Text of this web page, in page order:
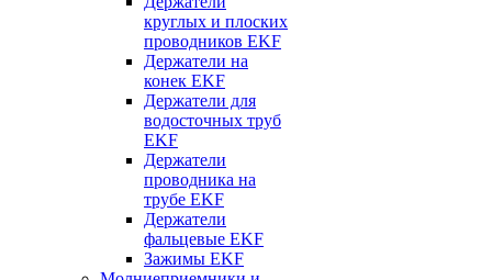
круглых и плоских
проводников EKF
Держатели на
конек EKF
Держатели для
водосточных труб
EKF
Держатели
проводника на
трубе EKF
Держатели
фальцевые EKF
Зажимы EKF